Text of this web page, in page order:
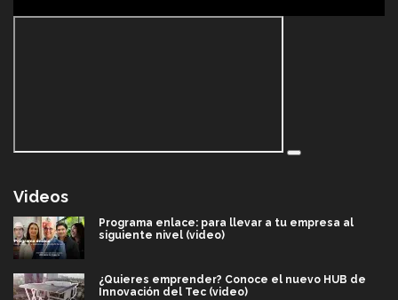
Videos
Programa enlace: para llevar a tu empresa al
siguiente nivel (video)
¿Quieres emprender? Conoce el nuevo HUB de
Innovación del Tec (video)